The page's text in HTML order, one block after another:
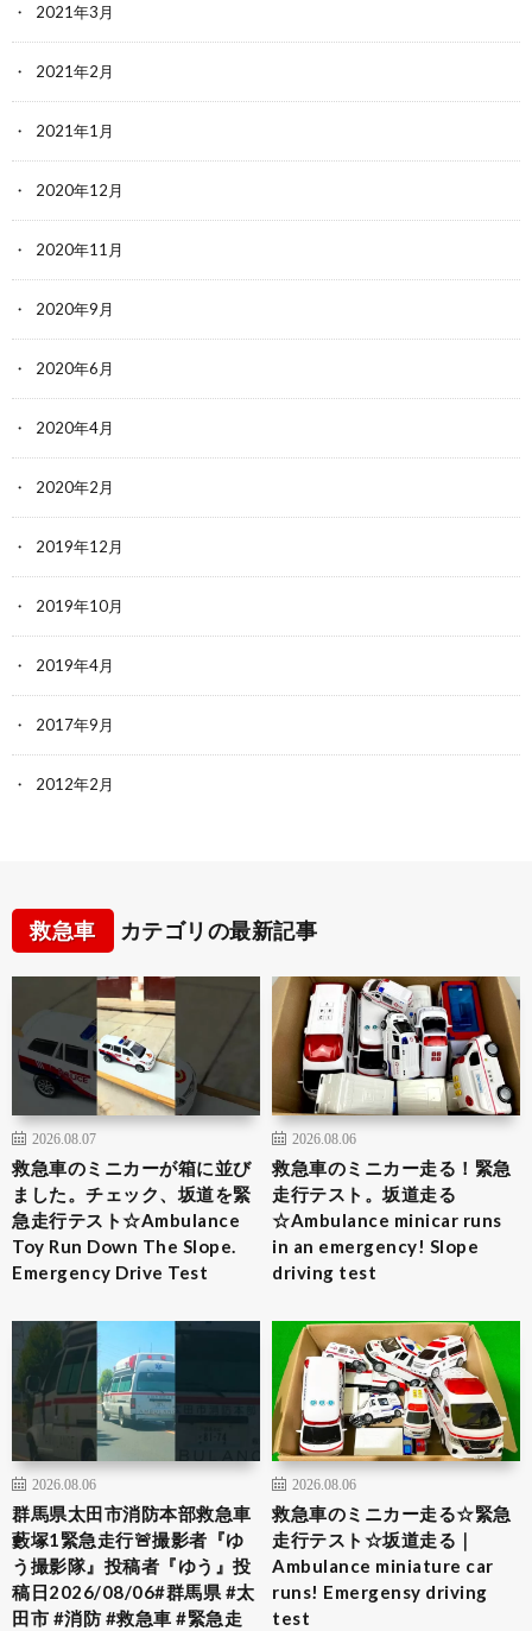
2021年3月
2021年2月
2021年1月
2020年12月
2020年11月
2020年9月
2020年6月
2020年4月
2020年2月
2019年12月
2019年10月
2019年4月
2017年9月
2012年2月
救急車 カテゴリの最新記事
2026.08.07
救急車のミニカーが箱に並び
ました。チェック、坂道を緊
急走行テスト☆Ambulance
Toy Run Down The Slope.
Emergency Drive Test
2026.08.06
救急車のミニカー走る！緊急
走行テスト。坂道走る
☆Ambulance minicar runs
in an emergency! Slope
driving test
2026.08.06
群馬県太田市消防本部救急車
藪塚1緊急走行🚨撮影者『ゆ
う撮影隊』投稿者『ゆう』投
稿日2026/08/06#群馬県 #太
田市 #消防 #救急車 #緊急走
2026.08.06
救急車のミニカー走る☆緊急
走行テスト☆坂道走る｜
Ambulance miniature car
runs! Emergensy driving
test